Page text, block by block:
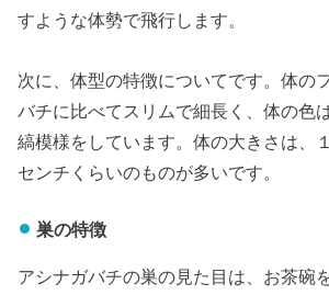
すような体勢で飛行します。
次に、体型の特徴についてです。体の
バチに比べてスリムで細長く、体の色
縞模様をしています。体の大きさは、
センチくらいのものが多いです。
巣の特徴
アシナガバチの巣の見た目は、お茶碗